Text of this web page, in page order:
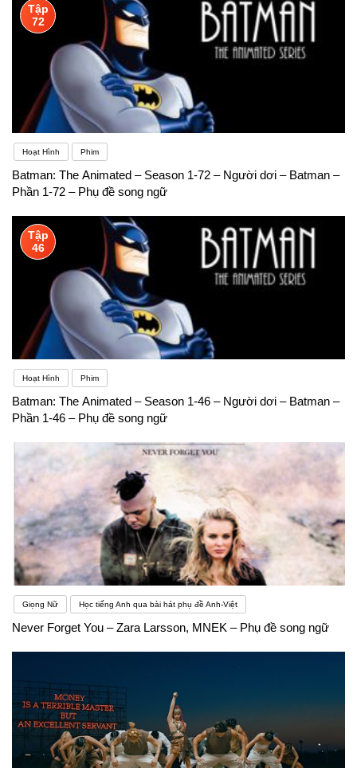
Tập
72
Hoạt Hình Phim
Batman: The Animated – Season 1-72 – Người dơi – Batman –
Phần 1-72 – Phụ đề song ngữ
Tập
46
Hoạt Hình Phim
Batman: The Animated – Season 1-46 – Người dơi – Batman –
Phần 1-46 – Phụ đề song ngữ
Giọng Nữ Học tiếng Anh qua bài hát phụ đề Anh-Việt
Never Forget You – Zara Larsson, MNEK – Phụ đề song ngữ